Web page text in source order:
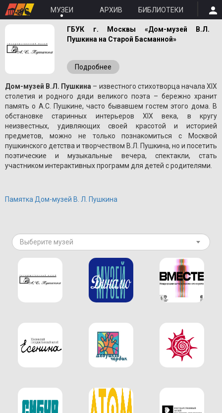
МУЗЕИ АРХИВ БИБЛИОТЕКИ
ГБУК г. Москвы «Дом-музей В.Л.
Пушкина на Старой Басманной»
Подробнее
Дом-музей В.Л. Пушкина – известного стихотворца начала XIX
столетия и родного дяди великого поэта – бережно хранит
память о A.С. Пушкине, часто бывавшем гостем этого дома. В
обстановке старинных интерьеров XIX века, в кругу
неизвестных, удивляющих своей красотой и историей
предметов, можно не только познакомиться с Москвой
пушкинского детства и творчеством В.Л. Пушкина, но и посетить
поэтические и музыкальные вечера, спектакли, стать
участником интерактивных программ для детей с родителями.
Памятка Дом-музей В. Л. Пушкина
Выберите музей